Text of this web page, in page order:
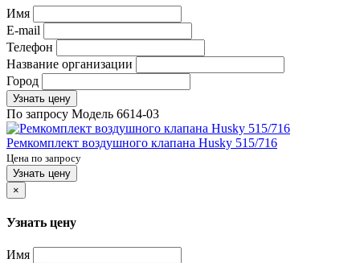
Имя
E-mail
Телефон
Название организации
Город
Узнать цену
По запросу Модель 6614-03
Ремкомплект воздушного клапана Husky 515/716
Цена по запросу
Узнать цену
×
Узнать цену
Имя